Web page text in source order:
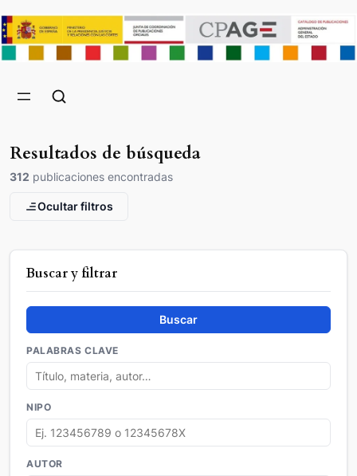
Resultados de búsqueda
312 publicaciones encontradas
Ocultar filtros
Buscar y filtrar
Buscar
PALABRAS CLAVE
NIPO
AUTOR